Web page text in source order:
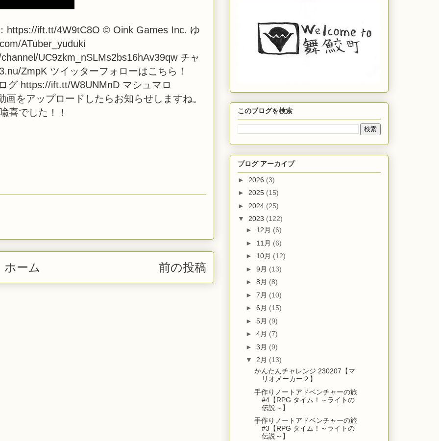
https://ift.tt/4W9tC8O © Oink Games Inc. ゆ
ATuber_yuduki
UC9zkm_nSLMs2bs16hAv39qw チャ
ZmpK ツイッターフォローはこちら！
グ https://ift.tt/W8UNMnD マシュマロ
をアップロードしたらお知らせしますね。
喜でした！！
前の投稿
ホーム
このブログを検索
ブログ アーカイブ
► 2026 (3)
► 2025 (15)
► 2024 (25)
▼ 2023 (122)
► 12月 (6)
► 11月 (6)
► 10月 (12)
►9月 (13)
►8月 (8)
►7月 (10)
►6月 (15)
►5月 (9)
►4月 (7)
►3月 (9)
▼ 2月 (13)
かんたんチャレンジ 230207【マ
リオメーカー２】
手作りノートアドベンチャーの旅
#4【RPG タイム！～ライトの
伝説～】
手作りノートアドベンチャーの旅
#3【RPG タイム！～ライトの
伝説～】